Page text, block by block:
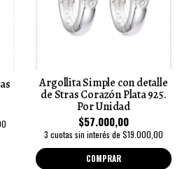
Argollita Simple con detalle
de Stras Corazón Plata 925.
Por Unidad
$57.000,00
3 cuotas sin interés de $19.000,00
COMPRAR